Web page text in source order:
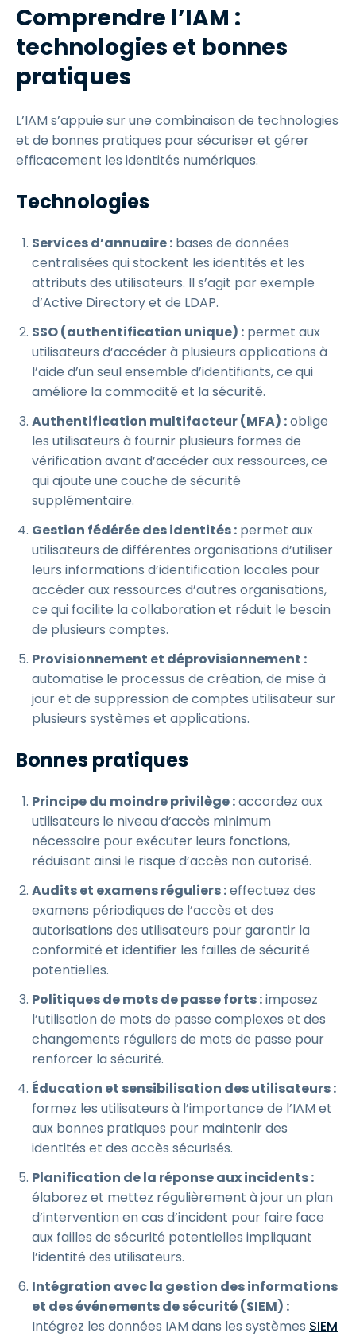
Comprendre l’IAM :
technologies et bonnes
pratiques
L’IAM s’appuie sur une combinaison de technologies
et de bonnes pratiques pour sécuriser et gérer
efficacement les identités numériques.
Technologies
Services d’annuaire : bases de données
centralisées qui stockent les identités et les
attributs des utilisateurs. Il s’agit par exemple
d’Active Directory et de LDAP.
SSO (authentification unique) : permet aux
utilisateurs d’accéder à plusieurs applications à
l’aide d’un seul ensemble d’identifiants, ce qui
améliore la commodité et la sécurité.
Authentification multifacteur (MFA) :oblige
les utilisateurs à fournir plusieurs formes de
vérification avant d’accéder aux ressources, ce
qui ajoute une couche de sécurité
supplémentaire.
Gestion fédérée des identités : permet aux
utilisateurs de différentes organisations d’utiliser
leurs informations d’identification locales pour
accéder aux ressources d’autres organisations,
ce qui facilite la collaboration et réduit le besoin
de plusieurs comptes.
Provisionnement et déprovisionnement :
automatise le processus de création, de mise à
jour et de suppression de comptes utilisateur sur
plusieurs systèmes et applications.
Bonnes pratiques
Principe du moindre privilège :accordez aux
utilisateurs le niveau d’accès minimum
nécessaire pour exécuter leurs fonctions,
réduisant ainsi le risque d’accès non autorisé.
Audits et examens réguliers :effectuez des
examens périodiques de l’accès et des
autorisations des utilisateurs pour garantir la
conformité et identifier les failles de sécurité
potentielles.
Politiques de mots de passe forts :imposez
l’utilisation de mots de passe complexes et des
changements réguliers de mots de passe pour
renforcer la sécurité.
Éducation et sensibilisation des utilisateurs :
formez les utilisateurs à l’importance de l’IAM et
aux bonnes pratiques pour maintenir des
identités et des accès sécurisés.
Planification de la réponse aux incidents :
élaborez et mettez régulièrement à jour un plan
d’intervention en cas d’incident pour faire face
aux failles de sécurité potentielles impliquant
l’identité des utilisateurs.
Intégration avec la gestion des informations
et des événements de sécurité (SIEM) :
Intégrez les données IAM dans les systèmes SIEM